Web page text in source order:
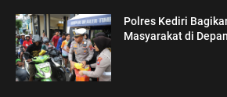
Polres Kediri
Masyarakat di